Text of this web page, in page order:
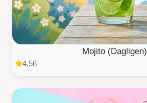
Mojito (Dagligen)
4.56